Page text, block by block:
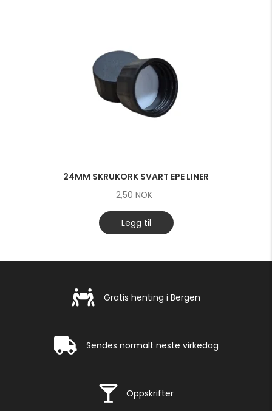
24MM SKRUKORK SVART EPE LINER
2,50 NOK
Legg til
Gratis henting i Bergen
Gratis henting i Bergen
Rask levering
Sendes normalt neste virkedag
Rask levering
Oppskrifter